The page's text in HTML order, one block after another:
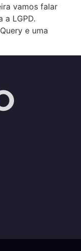
vamos falar
a LGPD.
e uma